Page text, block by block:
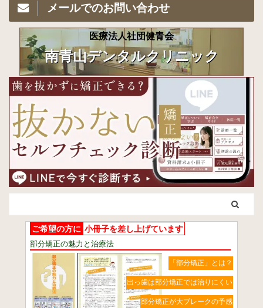
メールでのお問い合わせ
医療法人社団健青会
南青山デンタルクリニック
ご希望の方に 小冊子を差し上げています
部分矯正の魅力と治療法
「部分矯正」とは？
出っ歯は部分矯正では治りにくい
部分矯正が大ブレークの予感